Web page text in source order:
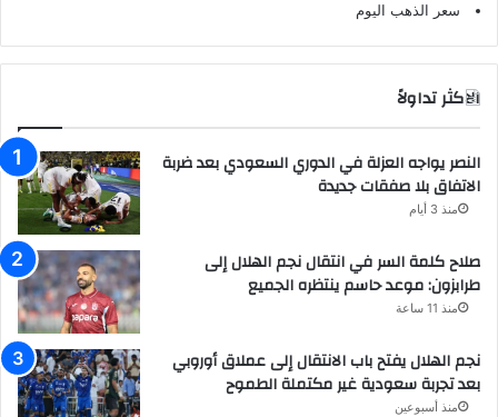
سعر الذهب اليوم
الاكثر تداولاً
النصر يواجه العزلة في الدوري السعودي بعد ضربة
الاتفاق بلا صفقات جديدة
منذ 3 أيام
صلاح كلمة السر في انتقال نجم الهلال إلى
طرابزون: موعد حاسم ينتظره الجميع
منذ 11 ساعة
نجم الهلال يفتح باب الانتقال إلى عملاق أوروبي
بعد تجربة سعودية غير مكتملة الطموح
منذ أسبوعين